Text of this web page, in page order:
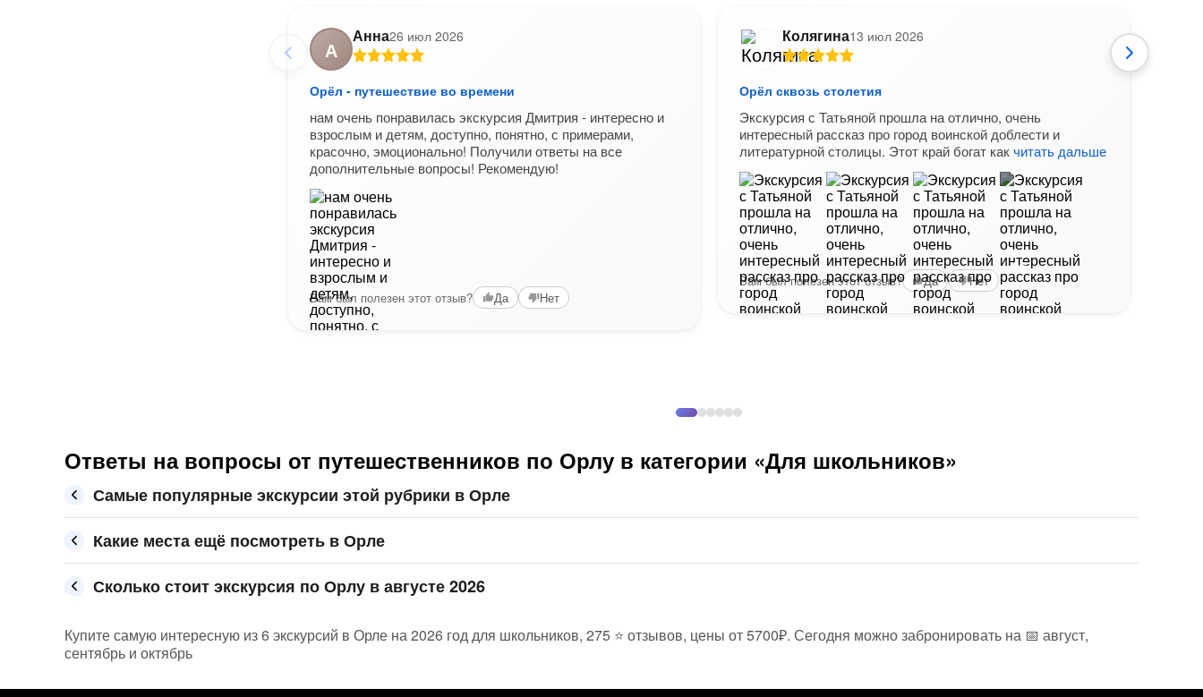
А
Анна26 июл 2026
Орёл - путешествие во времени
нам очень понравилась экскурсия Дмитрия - интересно и
взрослым и детям, доступно, понятно, с примерами,
красочно, эмоционально! Получили ответы на все
дополнительные вопросы! Рекомендую!
Вам был полезен этот отзыв? Да Нет
Колягина13 июл 2026
Орёл сквозь столетия
Экскурсия с Татьяной прошла на отлично, очень
интересный рассказ про город воинской доблести и
литературной столицы. Этот край богат какчитать дальше
+16
Вам был полезен этот отзыв? Да Нет
Ответы на вопросы от путешественников по Орлу в категории «Для школьников»
Самые популярные экскурсии этой рубрики в Орле
Какие места ещё посмотреть в Орле
Сколько стоит экскурсия по Орлу в августе 2026
Купите самую интересную из 6 экскурсий в Орле на 2026 год для школьников, 275 ⭐ отзывов, цены от 5700₽. Сегодня можно забронировать на 📅 август,
сентябрь и октябрь